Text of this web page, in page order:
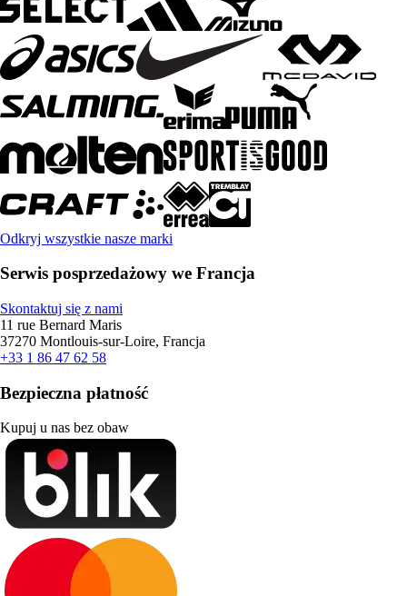
Odkryj wszystkie nasze marki
Serwis posprzedażowy we Francja
Skontaktuj się z nami
11 rue Bernard Maris
37270 Montlouis-sur-Loire, Francja
+33 1 86 47 62 58
Bezpieczna płatność
Kupuj u nas bez obaw